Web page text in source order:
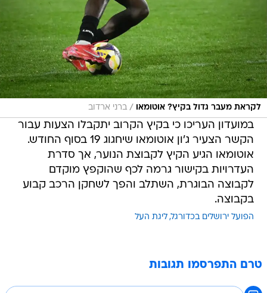
לקראת מעבר גדול בקיץ? אוטומאו / ברני ארדוב
במועדון העריכו כי בקיץ הקרוב יתקבלו הצעות עבור
הקשר הצעיר ג'ון אוטומאו שיחגוג 19 בסוף החודש.
אוטומאו הגיע הקיץ לקבוצת הנוער, אך סדרת
העדרויות בקישור גרמה לכף שהוקפץ מוקדם
לקבוצה הבוגרת, השתלב והפך לשחקן הרכב קבוע
בקבוצה.
הפועל ירושלים בכדורגל ליגת העל
טרם התפרסמו תגובות